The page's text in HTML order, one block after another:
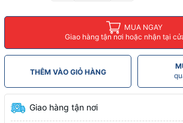
MUA NGAY
Giao hàng tận nơi hoặc nhận tại
THÊM VÀO GIỎ HÀNG
Giao hàng tận nơi